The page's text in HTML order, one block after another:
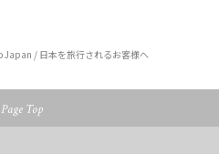
Japan / 日本を旅行されるお客様へ
Page Top